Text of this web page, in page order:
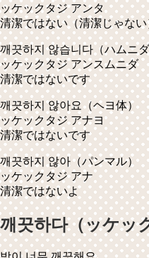
ッケックタジ アンタ
清潔ではない（清潔じゃない
깨끗하지 않습니다 （ハムニ
ッケックタジ アンスムニダ
清潔ではないです
깨끗하지 않아요（ヘヨ体）
ッケックタジ アナヨ
清潔ではないです
깨끗하지 않아（パンマル）
ッケックタジ アナ
清潔ではないよ
깨끗하다（ッケッ